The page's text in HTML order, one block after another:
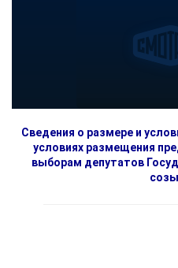
Сведения о размере и
условиях размещения
выборам депутатов